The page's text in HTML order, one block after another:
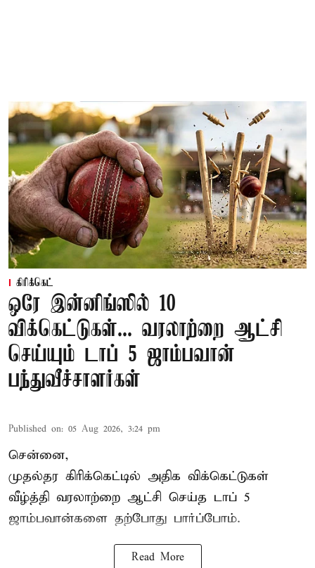
கிரிக்கெட்
ஒரே இன்னிங்ஸில் 10
விக்கெட்டுகள்... வரலாற்றை ஆட்சி
செய்யும் டாப் 5 ஜாம்பவான்
பந்துவீச்சாளர்கள்
Published on: 05 Aug 2026, 3:24 pm
சென்னை,
முதல்தர கிரிக்கெட்டில் அதிக விக்கெட்டுகள்
வீழ்த்தி வரலாற்றை ஆட்சி செய்த டாப் 5
ஜாம்பவான்களை தற்போது பார்ப்போம்.
Read More